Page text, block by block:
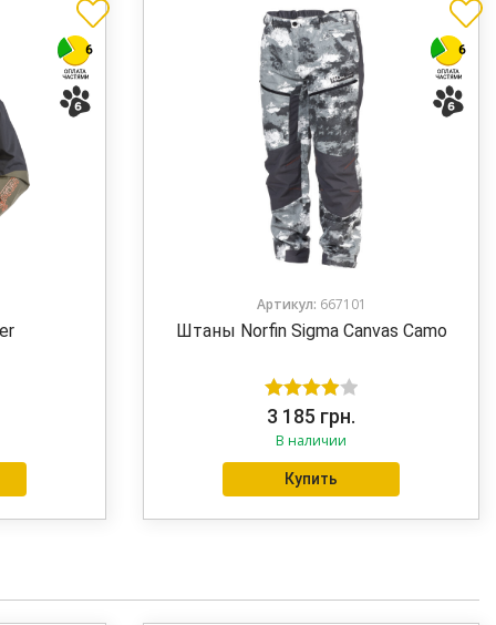
Артикул: 667101
Штаны Norfin Sigma Canvas Camo
Оценка
4.00из 5
3 185 грн.
В наличии
Купить